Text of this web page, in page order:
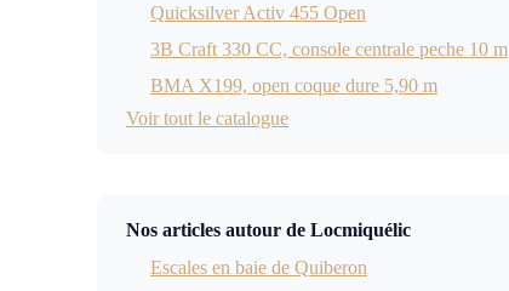
Quicksilver Activ 455 Open
3B Craft 330 CC, console centrale peche 10 m
BMA X199, open coque dure 5,90 m
Voir tout le catalogue
Nos articles autour de Locmiquélic
Escales en baie de Quiberon